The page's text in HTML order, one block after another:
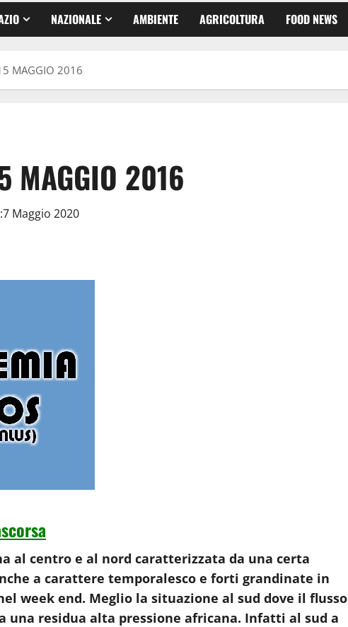
NAZIONALE AMBIENTE AGRICOLTURA FOOD NEWS
MAGGIO 2016
MAGGIO 2016
Maggio 2020
al centro e al nord caratterizzata da una certa
a carattere temporalesco e forti grandinate in
week end. Meglio la situazione al sud dove il flusso
una residua alta pressione africana. Infatti al sud a